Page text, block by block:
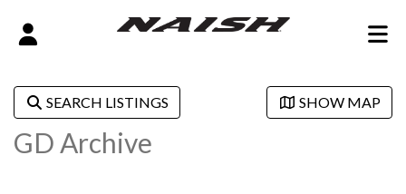
SEARCH LISTINGS SHOW MAP
GD Archive